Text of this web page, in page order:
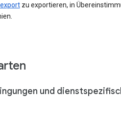
zu exportieren, in
und